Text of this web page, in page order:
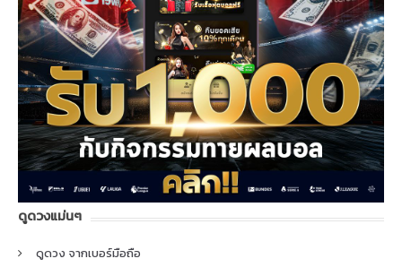
ดูดวงแม่นๆ
ดูดวง จากเบอร์มือถือ